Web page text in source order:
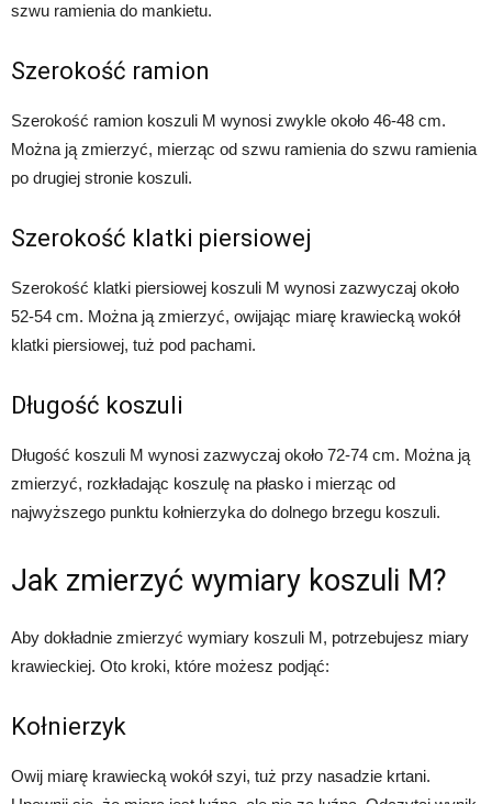
szwu ramienia do mankietu.
Szerokość ramion
Szerokość ramion koszuli M wynosi zwykle około 46-48 cm.
Można ją zmierzyć, mierząc od szwu ramienia do szwu ramienia
po drugiej stronie koszuli.
Szerokość klatki piersiowej
Szerokość klatki piersiowej koszuli M wynosi zazwyczaj około
52-54 cm. Można ją zmierzyć, owijając miarę krawiecką wokół
klatki piersiowej, tuż pod pachami.
Długość koszuli
Długość koszuli M wynosi zazwyczaj około 72-74 cm. Można ją
zmierzyć, rozkładając koszulę na płasko i mierząc od
najwyższego punktu kołnierzyka do dolnego brzegu koszuli.
Jak zmierzyć wymiary koszuli M?
Aby dokładnie zmierzyć wymiary koszuli M, potrzebujesz miary
krawieckiej. Oto kroki, które możesz podjąć:
Kołnierzyk
Owij miarę krawiecką wokół szyi, tuż przy nasadzie krtani.